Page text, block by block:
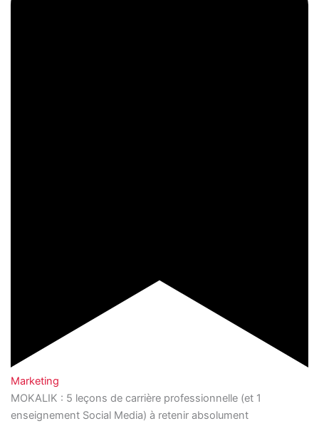
Marketing
MOKALIK : 5 leçons de carrière professionnelle (et 1
enseignement Social Media) à retenir absolument